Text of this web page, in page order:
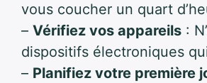
vous coucher un quart
– Vérifiez vos appareils :
dispositifs électroniques
– Planifiez votre première